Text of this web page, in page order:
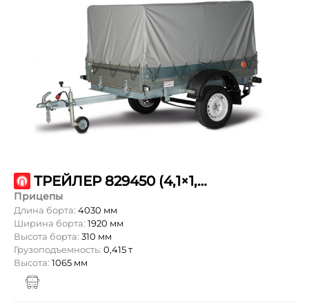
ТРЕЙЛЕР 829450 (4,1×1,9/R16/РЕС)
Прицепы
Длина борта: 4030 мм
Ширина борта: 1920 мм
Высота борта: 310 мм
Грузоподъемность: 0,415 т
Высота: 1065 мм